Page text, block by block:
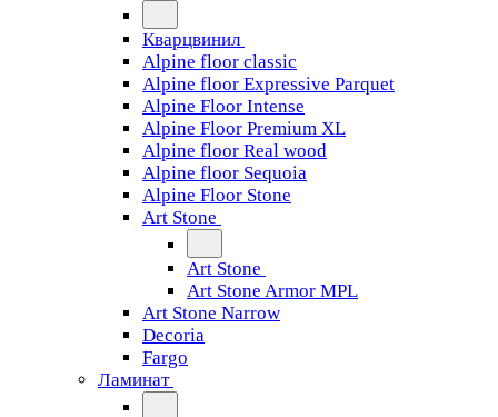
Кварцвинил
Alpine floor classic
Alpine floor Expressive Parquet
Alpine Floor Intense
Alpine Floor Premium XL
Alpine floor Real wood
Alpine floor Sequoia
Alpine Floor Stone
Art Stone
Art Stone
Art Stone Armor MPL
Art Stone Narrow
Decoria
Fargo
Ламинат